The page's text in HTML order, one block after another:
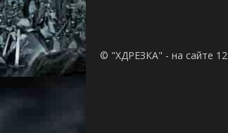
© "ХДРЕЗКА" - на сайте